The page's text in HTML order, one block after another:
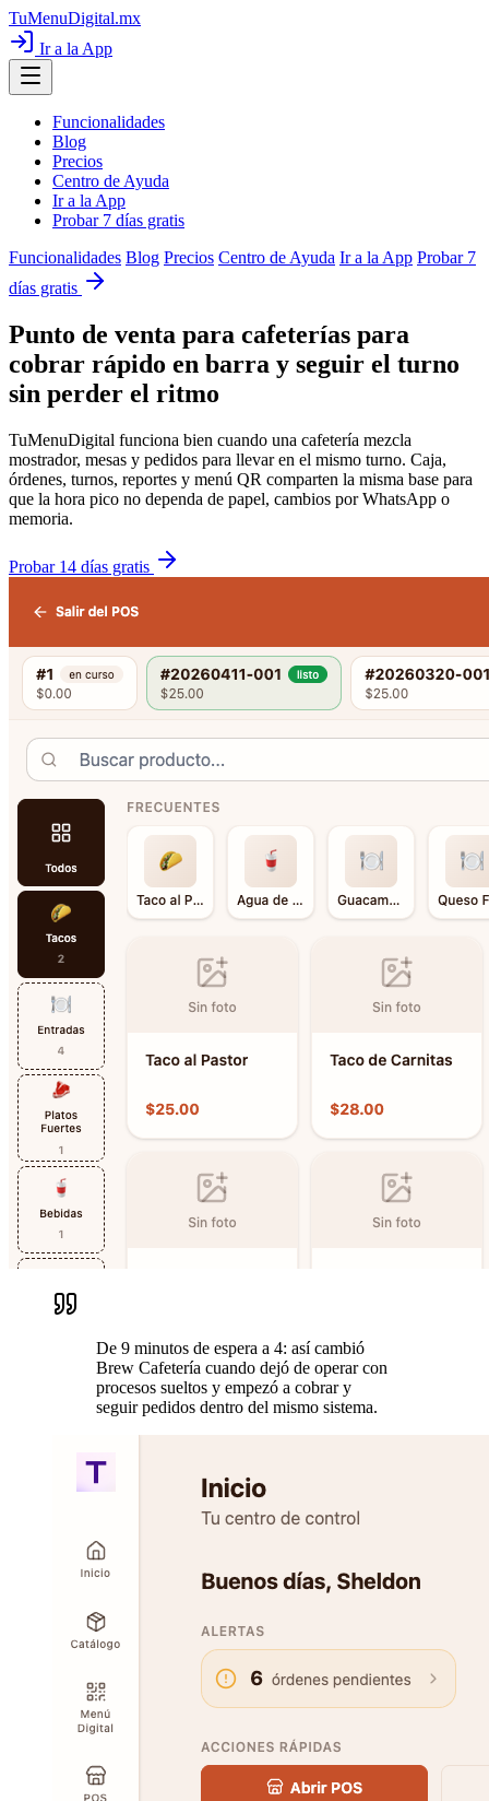
TuMenuDigital.mx
Ir a la App
Funcionalidades
Blog
Precios
Centro de Ayuda
Ir a la App
Probar 7 días gratis
Funcionalidades Blog Precios Centro de Ayuda Ir a la App Probar 7
días gratis
Punto de venta para cafeterías para
cobrar rápido en barra y seguir el turno
sin perder el ritmo
TuMenuDigital funciona bien cuando una cafetería mezcla
mostrador, mesas y pedidos para llevar en el mismo turno. Caja,
órdenes, turnos, reportes y menú QR comparten la misma base para
que la hora pico no dependa de papel, cambios por WhatsApp o
memoria.
Probar 14 días gratis
De 9 minutos de espera a 4: así cambió
Brew Cafetería cuando dejó de operar con
procesos sueltos y empezó a cobrar y
seguir pedidos dentro del mismo sistema.